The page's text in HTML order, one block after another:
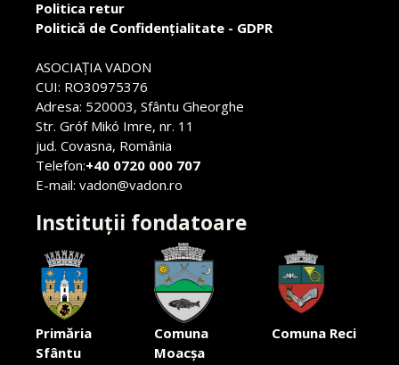
Politica retur
Politică de Confidențialitate - GDPR
ASOCIAŢIA VADON
CUI: RO30975376
Adresa: 520003, Sfântu Gheorghe
Str. Gróf Mikó Imre, nr. 11
jud. Covasna, România
Telefon:+40 0720 000 707
E-mail: vadon@vadon.ro
Instituții fondatoare
Primăria
Sfântu
Comuna
Moacșa
Comuna Reci